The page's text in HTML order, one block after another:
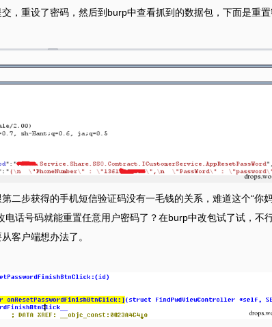
，重设了密码，然后到burp中查看抓到的数据包，下面是重
二步获得的手机短信验证码没有一毛钱的关系，难道这个“你
话号码就能重置任意用户密码了？在burp中改包试了试，不
客户端想办法了。